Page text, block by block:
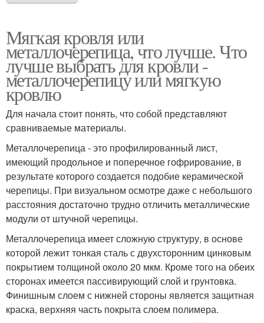
Мягкая кровля или
металлочерепица, что лучше. Что
лучше выбрать для кровли -
металлочерепицу или мягкую
кровлю
Для начала стоит понять, что собой представляют
сравниваемые материалы.
Металлочерепица - это профилированный лист,
имеющий продольное и поперечное гофрирование, в
результате которого создается подобие керамической
черепицы. При визуальном осмотре даже с небольшого
расстояния достаточно трудно отличить металлические
модули от штучной черепицы.
Металлочерепица имеет сложную структуру, в основе
которой лежит тонкая сталь с двухсторонним цинковым
покрытием толщиной около 20 мкм. Кроме того на обеих
сторонах имеется пассивирующий слой и грунтовка.
Финишным слоем с нижней стороны является защитная
краска, верхняя часть покрыта слоем полимера.